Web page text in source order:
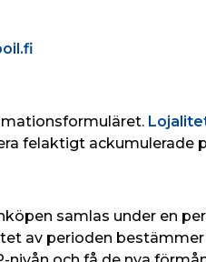
felaktigt ackumulerade
samlas under en
av perioden